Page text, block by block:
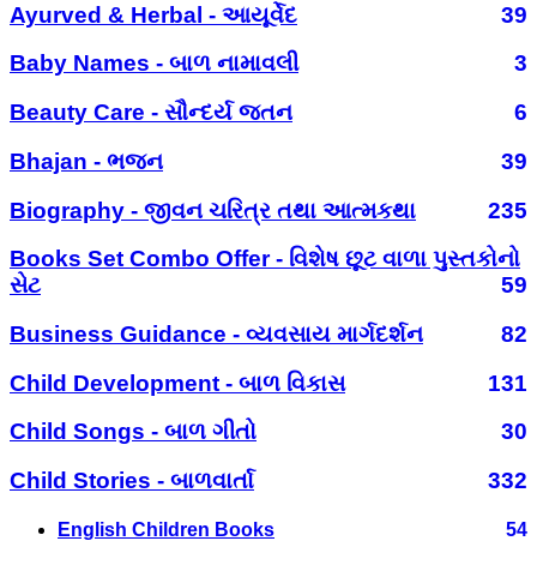
Ayurved & Herbal - આયૂર્વેદ
39
Baby Names - બાળ નામાવલી
3
Beauty Care - સૌન્દર્ય જતન
6
Bhajan - ભજન
39
Biography - જીવન ચરિત્ર તથા આત્મકથા
235
Books Set Combo Offer - વિશેષ છૂટ વાળા પુસ્તકોનો
સેટ
59
Business Guidance - વ્યવસાય માર્ગદર્શન
82
Child Development - બાળ વિકાસ
131
Child Songs - બાળ ગીતો
30
Child Stories - બાળવાર્તા
332
English Children Books 54